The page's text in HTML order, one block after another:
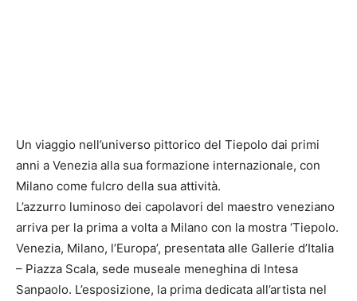
Un viaggio nell’universo pittorico del Tiepolo dai primi
anni a Venezia alla sua formazione internazionale, con
Milano come fulcro della sua attività.
L’azzurro luminoso dei capolavori del maestro veneziano
arriva per la prima a volta a Milano con la mostra ‘Tiepolo.
Venezia, Milano, l’Europa’, presentata alle Gallerie d’Italia
– Piazza Scala, sede museale meneghina di Intesa
Sanpaolo. L’esposizione, la prima dedicata all’artista nel